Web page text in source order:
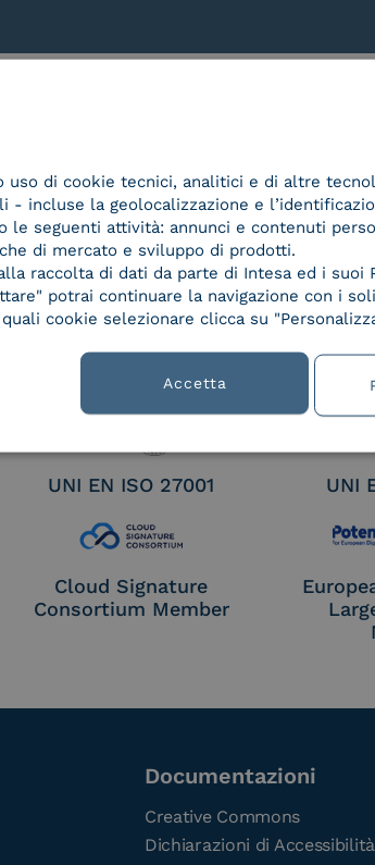
Service Provider e
Aggregatore SPID
UNI EN ISO 27001 UNI
Cloud Signature
Consortium Member
Documentazioni
Creative Commons
Dichiarazioni di Accessibilità
uso di cookie tecnici, analitici e di altre
- incluse la geolocalizzazione e
le seguenti attività: annunci e contenuti
di mercato e sviluppo di prodotti.
raccolta di dati da parte di Intesa ed i suoi
potrai continuare la navigazione con i
cookie selezionare clicca su
Accetta